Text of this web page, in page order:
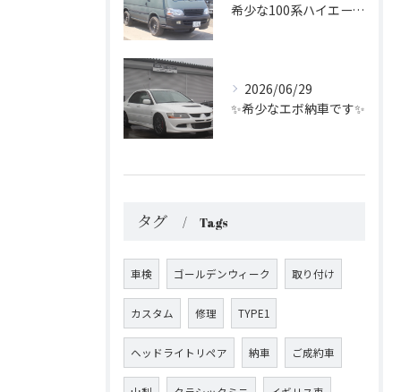
希少な100系ハイエース！
2026/06/29
✨希少なエボ納車です✨
タグ Tags
車検 ゴールデンウィーク 取り付け
カスタム 修理 TYPE1
ヘッドライトリペア 納車 ご成約車